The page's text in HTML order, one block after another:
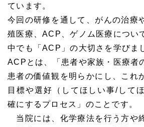
ています。
今回の研修を通して、がんの治療
殖医療、ACP、ゲノム医療につい
中でも「ACP」の大切さを学びま
ACPとは、「患者や家族・医療者
患者の価値観を明らかにし、これ
目標や選好（してほしい事/して
確にするプロセス」のことです。
当院には、化学療法を行う方や